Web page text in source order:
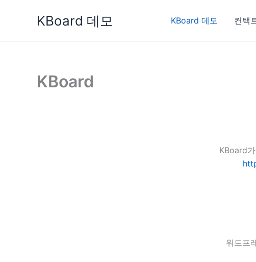
KBoard 데모 KBoard 데모 컨택
KBoard
KBoard
워드프